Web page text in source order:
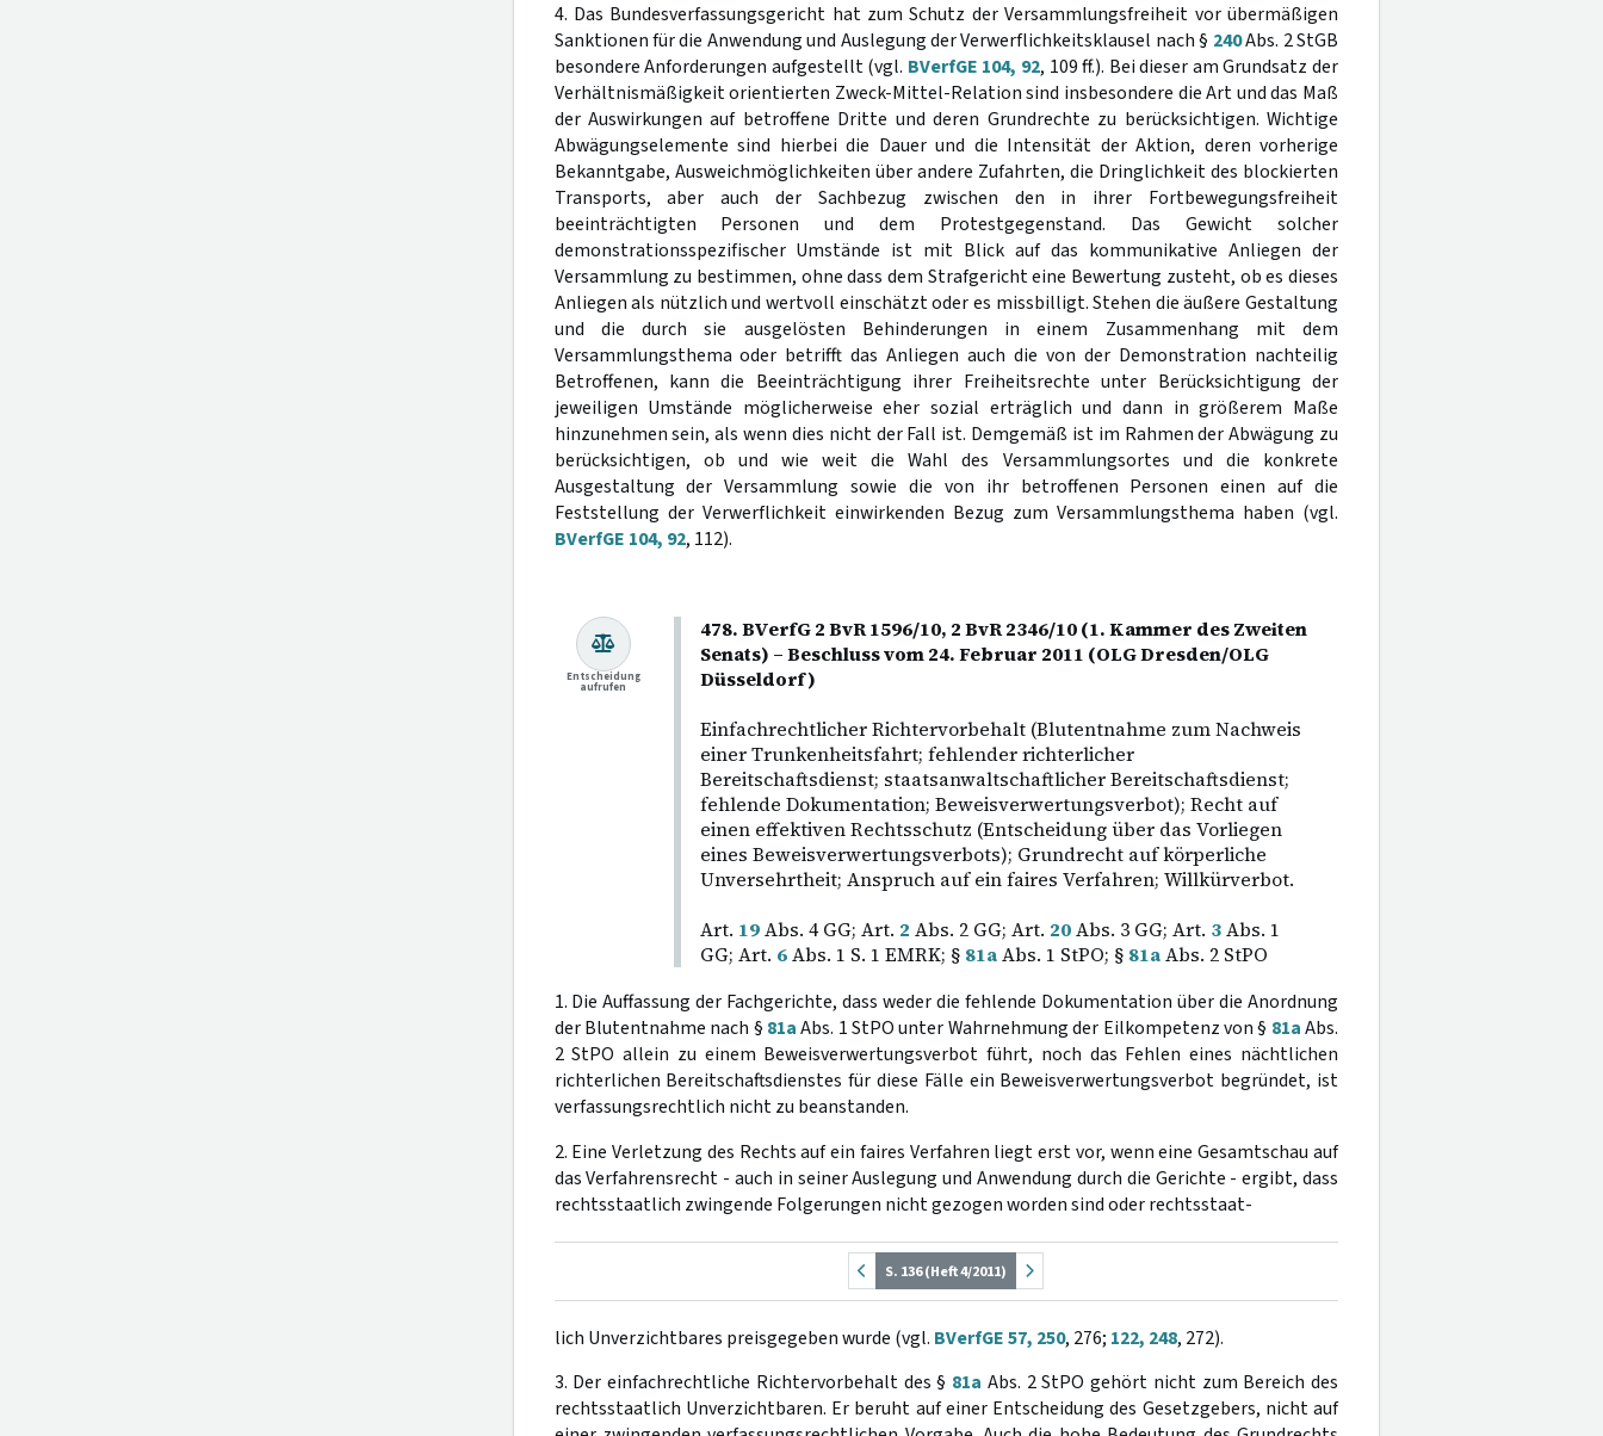
4. Das Bundesverfassungsgericht hat zum Schutz der Versammlungsfreiheit vor übermäßigen
Sanktionen für die Anwendung und Auslegung der Verwerflichkeitsklausel nach § 240Abs. 2 StGB
besondere Anforderungen aufgestellt (vgl. BVerfGE 104, 92, 109 ff.). Bei dieser am Grundsatz der
Verhältnismäßigkeit orientierten Zweck-Mittel-Relation sind insbesondere die Art und das Maß
der Auswirkungen auf betroffene Dritte und deren Grundrechte zu berücksichtigen. Wichtige
Abwägungselemente sind hierbei die Dauer und die Intensität der Aktion, deren vorherige
Bekanntgabe, Ausweichmöglichkeiten über andere Zufahrten, die Dringlichkeit des blockierten
Transports, aber auch der Sachbezug zwischen den in ihrer Fortbewegungsfreiheit
beeinträchtigten Personen und dem Protestgegenstand. Das Gewicht solcher
demonstrationsspezifischer Umstände ist mit Blick auf das kommunikative Anliegen der
Versammlung zu bestimmen, ohne dass dem Strafgericht eine Bewertung zusteht, ob es dieses
Anliegen als nützlich und wertvoll einschätzt oder es missbilligt. Stehen die äußere Gestaltung
und die durch sie ausgelösten Behinderungen in einem Zusammenhang mit dem
Versammlungsthema oder betrifft das Anliegen auch die von der Demonstration nachteilig
Betroffenen, kann die Beeinträchtigung ihrer Freiheitsrechte unter Berücksichtigung der
jeweiligen Umstände möglicherweise eher sozial erträglich und dann in größerem Maße
hinzunehmen sein, als wenn dies nicht der Fall ist. Demgemäß ist im Rahmen der Abwägung zu
berücksichtigen, ob und wie weit die Wahl des Versammlungsortes und die konkrete
Ausgestaltung der Versammlung sowie die von ihr betroffenen Personen einen auf die
Feststellung der Verwerflichkeit einwirkenden Bezug zum Versammlungsthema haben (vgl.
BVerfGE 104, 92, 112).
478. BVerfG 2 BvR 1596/10, 2 BvR 2346/10 (1. Kammer des Zweiten
Senats) – Beschluss vom 24. Februar 2011 (OLG Dresden/OLG
Düsseldorf)
Einfachrechtlicher Richtervorbehalt (Blutentnahme zum Nachweis
einer Trunkenheitsfahrt; fehlender richterlicher
Bereitschaftsdienst; staatsanwaltschaftlicher Bereitschaftsdienst;
fehlende Dokumentation; Beweisverwertungsverbot); Recht auf
einen effektiven Rechtsschutz (Entscheidung über das Vorliegen
eines Beweisverwertungsverbots); Grundrecht auf körperliche
Unversehrtheit; Anspruch auf ein faires Verfahren; Willkürverbot.
Art. 19Abs. 4 GG; Art. 2 Abs. 2 GG; Art. 20Abs. 3 GG; Art. 3Abs. 1
GG; Art. 6Abs. 1 S. 1 EMRK; § 81aAbs. 1 StPO; § 81aAbs. 2 StPO
Entscheidung
aufrufen
1. Die Auffassung der Fachgerichte, dass weder die fehlende Dokumentation über die Anordnung
der Blutentnahme nach § 81aAbs. 1 StPO unter Wahrnehmung der Eilkompetenz von § 81aAbs.
2 StPO allein zu einem Beweisverwertungsverbot führt, noch das Fehlen eines nächtlichen
richterlichen Bereitschaftsdienstes für diese Fälle ein Beweisverwertungsverbot begründet, ist
verfassungsrechtlich nicht zu beanstanden.
2. Eine Verletzung des Rechts auf ein faires Verfahren liegt erst vor, wenn eine Gesamtschau auf
das Verfahrensrecht - auch in seiner Auslegung und Anwendung durch die Gerichte - ergibt, dass
rechtsstaatlich zwingende Folgerungen nicht gezogen worden sind oder rechtsstaat-
S. 136 (Heft 4/2011)
lich Unverzichtbares preisgegeben wurde (vgl. BVerfGE 57, 250, 276; 122, 248, 272).
3. Der einfachrechtliche Richtervorbehalt des § 81a Abs. 2 StPO gehört nicht zum Bereich des
rechtsstaatlich Unverzichtbaren. Er beruht auf einer Entscheidung des Gesetzgebers, nicht auf